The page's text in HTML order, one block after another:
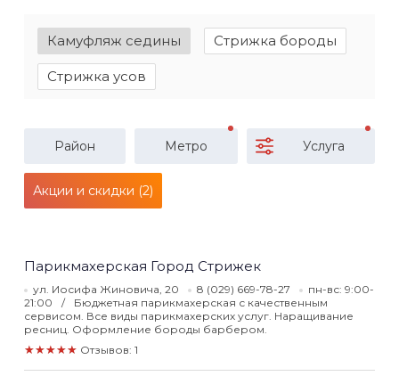
Камуфляж седины Стрижка бороды
Стрижка усов
Район Метро Услуга
Акции и скидки (2)
Парикмахерская Город Стрижек
ул. Иосифа Жиновича, 20 8 (029) 669-78-27
пн-вс: 9:00-
21:00
Бюджетная парикмахерская с качественным
сервисом. Все виды парикмахерских услуг. Наращивание
ресниц. Оформление бороды барбером.
★★★★★ Отзывов: 1